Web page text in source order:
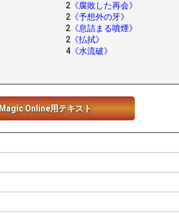
2 《腐敗した再会》
2 《予想外の牙》
2 《息詰まる噴煙》
2 《払拭》
4 《水流破》
Magic Online用テキスト